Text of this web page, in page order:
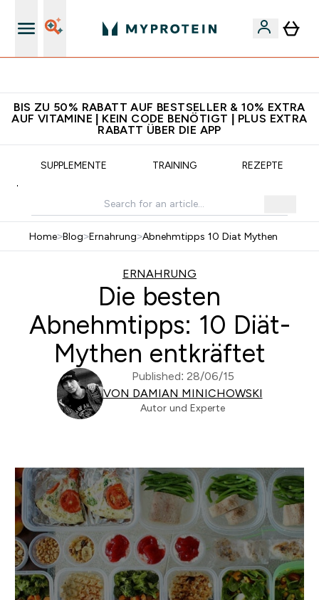
BIS ZU 50% RABATT AUF BESTSELLER & 10% EXTRA
AUF VITAMINE | KEIN CODE BENÖTIGT | PLUS EXTRA
RABATT ÜBER DIE APP
SUPPLEMENTE TRAINING REZEPTE
Home>Blog>Ernahrung>Abnehmtipps 10 Diat Mythen
ERNAHRUNG
Die besten
Abnehmtipps: 10 Diät-
Mythen entkräftet
Published: 28/06/15
VON DAMIAN MINICHOWSKI
Autor und Experte